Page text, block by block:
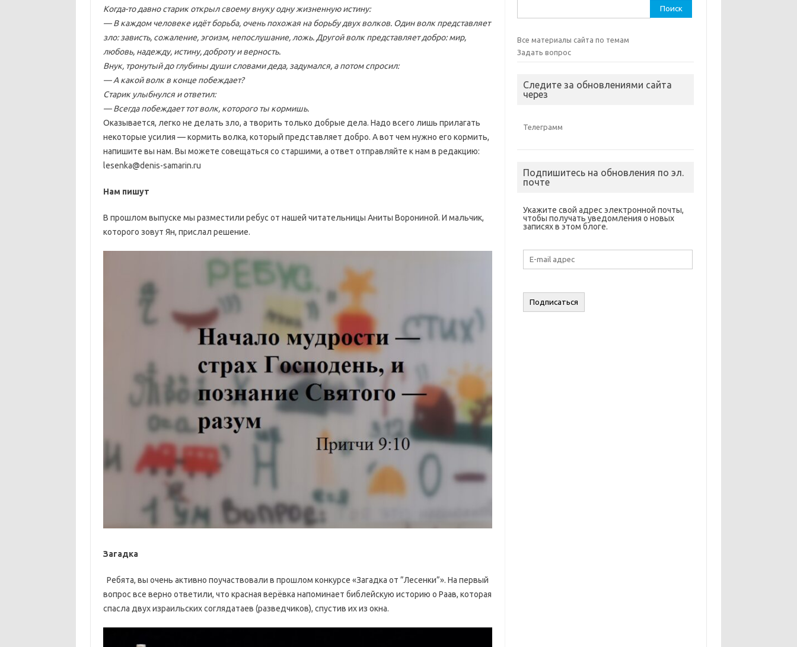
Когда-то давно старик открыл своему внуку одну жизненную истину:
— В каждом человеке идёт борьба, очень похожая на борьбу двух волков. Один волк представляет
зло: зависть, сожаление, эгоизм, непослушание, ложь. Другой волк представляет добро: мир,
любовь, надежду, истину, доброту и верность.
Внук, тронутый до глубины души словами деда, задумался, а потом спросил:
— А какой волк в конце побеждает?
Старик улыбнулся и ответил:
— Всегда побеждает тот волк, которого ты кормишь.
Оказывается, легко не делать зло, а творить только добрые дела. Надо всего лишь прилагать
некоторые усилия — кормить волка, который представляет добро. А вот чем нужно его кормить,
напишите вы нам. Вы можете совещаться со старшими, а ответ отправляйте к нам в редакцию:
lesenka@denis-samarin.ru
Нам пишут
В прошлом выпуске мы разместили ребус от нашей читательницы Аниты Ворониной. И мальчик,
которого зовут Ян, прислал решение.
Загадка
Ребята, вы очень активно поучаствовали в прошлом конкурсе «Загадка от ”Лесенки”». На первый
вопрос все верно ответили, что красная верёвка напоминает библейскую историю о Раав, которая
спасла двух израильских соглядатаев (разведчиков), спустив их из окна.
Все материалы сайта по темам
Задать вопрос
Следите за обновлениями сайта
через
Телеграмм
Подпишитесь на обновления по эл.
почте
Укажите свой адрес электронной почты,
чтобы получать уведомления о новых
записях в этом блоге.
E-
mail
адрес
Подписаться